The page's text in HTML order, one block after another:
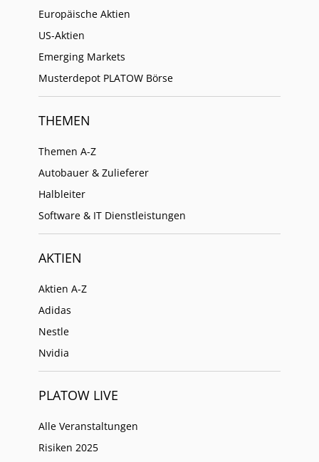
Europäische Aktien
US-Aktien
Emerging Markets
Musterdepot PLATOW Börse
THEMEN
Themen A-Z
Autobauer & Zulieferer
Halbleiter
Software & IT Dienstleistungen
AKTIEN
Aktien A-Z
Adidas
Nestle
Nvidia
PLATOW LIVE
Alle Veranstaltungen
Risiken 2025